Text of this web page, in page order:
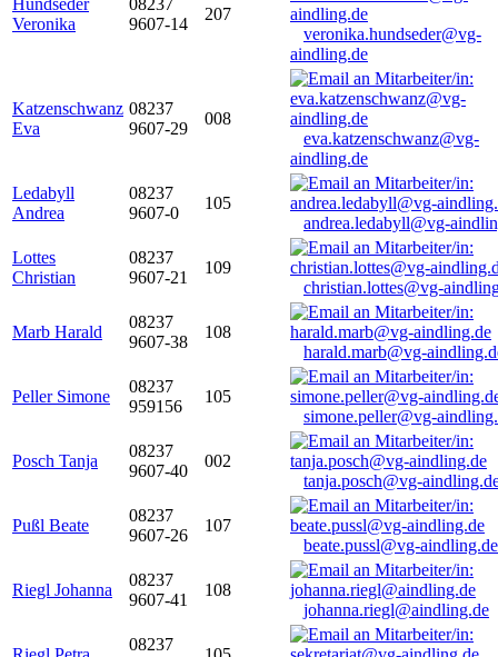
Hundseder
Veronika
08237
9607-14
207
veronika.hundseder@vg-
aindling.de
Katzenschwanz
Eva
08237
9607-29
008
eva.katzenschwanz@vg-
aindling.de
Ledabyll
Andrea
08237
9607-0
105
andrea.ledabyll@vg-
Lottes
Christian
08237
9607-21
109
christian.lottes@vg-
Marb Harald
08237
9607-38
108
harald.marb@vg-
Peller Simone
08237
959156
105
simone.peller@vg-
Posch Tanja
08237
9607-40
002
tanja.posch@vg-
Pußl Beate
08237
9607-26
107
beate.pussl@vg-aindling.de
Riegl Johanna
08237
9607-41
108
johanna.riegl@aindling.de
08237